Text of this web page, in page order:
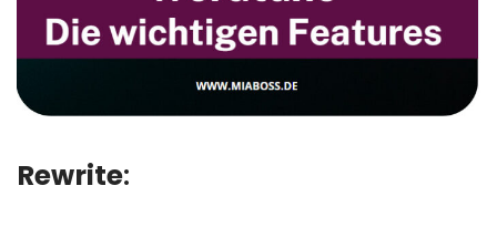
Rewrite: